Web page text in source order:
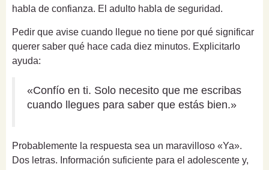
habla de confianza. El adulto habla de seguridad.
Pedir que avise cuando llegue no tiene por qué significar
querer saber qué hace cada diez minutos. Explicitarlo
ayuda:
«Confío en ti. Solo necesito que me escribas
cuando llegues para saber que estás bien.»
Probablemente la respuesta sea un maravilloso «Ya».
Dos letras. Información suficiente para el adolescente y,